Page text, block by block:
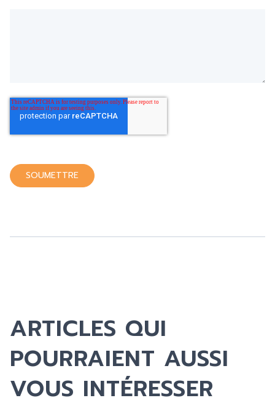
ARTICLES QUI
POURRAIENT AUSSI
VOUS INTÉRESSER